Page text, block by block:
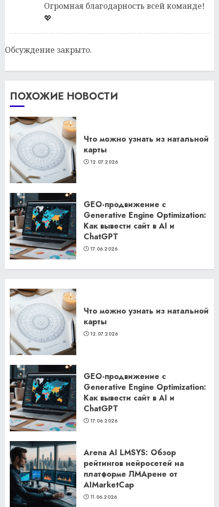
Огромная благодарность всей команде!
💖
Обсуждение закрыто.
ПОХОЖИЕ НОВОСТИ
Что можно узнать из натальной
карты
12.07.2026
GEO-продвижение с
Generative Engine Optimization:
Как вывести сайт в AI и
ChatGPT
17.06.2026
Что можно узнать из натальной
карты
12.07.2026
GEO-продвижение с
Generative Engine Optimization:
Как вывести сайт в AI и
ChatGPT
17.06.2026
Arena AI LMSYS: Обзор
рейтингов нейросетей на
платформе ЛМАрене от
AIMarketCap
11.06.2026